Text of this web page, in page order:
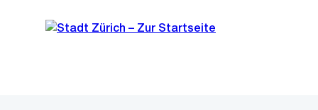
Navigation
Sprunglink